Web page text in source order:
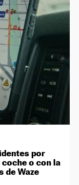
por
o con la
de Waze